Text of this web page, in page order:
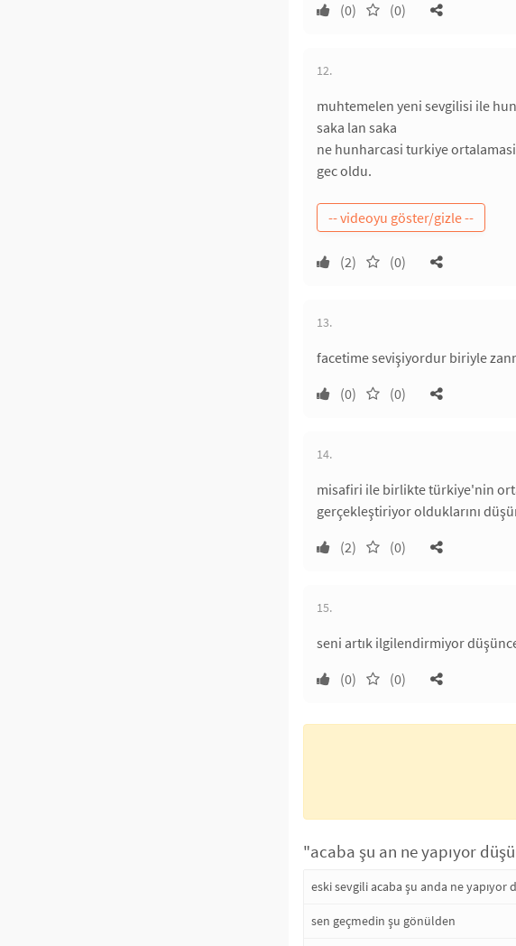
(0)
(0)
12.
muhtemelen yeni sevgilisi ile
saka lan saka
ne hunharcasi turkiye
gec oldu.
(2) (0)
13.
facetime sevişiyordur biriyle
(0)
(0)
14.
misafiri ile birlikte türkiye'nin
gerçekleştiriyor olduklarını
(2)
(0)
15.
seni artık ilgilendirmiyor
(0)
(0)
"acaba şu an ne yapıyor
eski sevgili acaba şu anda ne yapıyor
sen geçmedin şu gönülden